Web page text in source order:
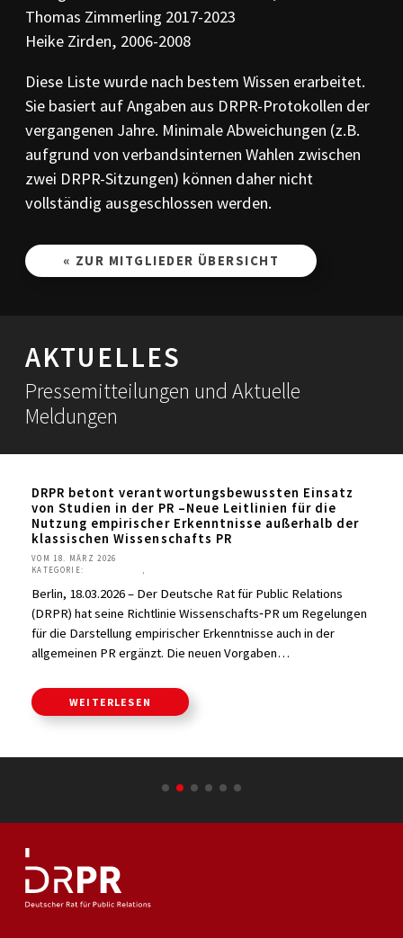
Thomas Zimmerling 2017-2023
Heike Zirden, 2006-2008
Diese Liste wurde nach bestem Wissen erarbeitet.
Sie basiert auf Angaben aus DRPR-Protokollen der
vergangenen Jahre. Minimale Abweichungen (z.B.
aufgrund von verbandsinternen Wahlen zwischen
zwei DRPR-Sitzungen) können daher nicht
vollständig ausgeschlossen werden.
« ZUR MITGLIEDER ÜBERSICHT
AKTUELLES
Pressemitteilungen und Aktuelle
Meldungen
DRPR betont verantwortungsbewussten Einsatz
von Studien in der PR –Neue Leitlinien für die
Nutzung empirischer Erkenntnisse außerhalb der
klassischen Wissenschafts PR
VOM 18. MÄRZ 2026
KATEGORIE:
Berlin, 18.03.2026 – Der Deutsche Rat für Public Relations
(DRPR) hat seine Richtlinie Wissenschafts‑PR um Regelungen
für die Darstellung empirischer Erkenntnisse auch in der
allgemeinen PR ergänzt. Die neuen Vorgaben…
WEITERLESEN